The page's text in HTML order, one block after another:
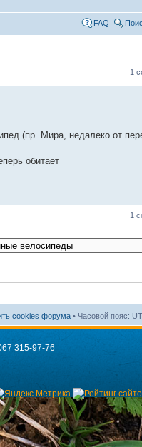
FAQ
1
(пр. Мира, недалеко от
обитает
1
cookies форума • Часовой пояс:
315-97-76